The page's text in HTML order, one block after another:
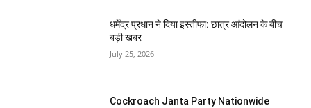
धर्मेंद्र प्रधान ने दिया इस्तीफा: छात्र आंदोलन के बीच
बड़ी खबर
July 25, 2026
Cockroach Janta Party Nationwide